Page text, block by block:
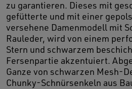
zu garantieren. Dieses mit
gefütterte und mit einer
versehene Damenmodell mit
Rauleder, wird von einem
Stern und schwarzem
Fersenpartie akzentuiert.
Ganze von schwarzen Mesh-
Chunky-Schnürsenkeln aus